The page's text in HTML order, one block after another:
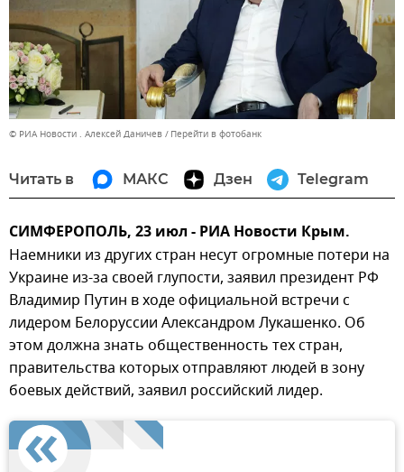
© РИА Новости . Алексей Даничев Перейти в фотобанк
Читать в МАКС Дзен Telegram
СИМФЕРОПОЛЬ, 23 июл - РИА Новости Крым.
Наемники из других стран несут огромные потери на
Украине из-за своей глупости, заявил президент РФ
Владимир Путин в ходе официальной встречи с
лидером Белоруссии Александром Лукашенко. Об
этом должна знать общественность тех стран,
правительства которых отправляют людей в зону
боевых действий, заявил российский лидер.